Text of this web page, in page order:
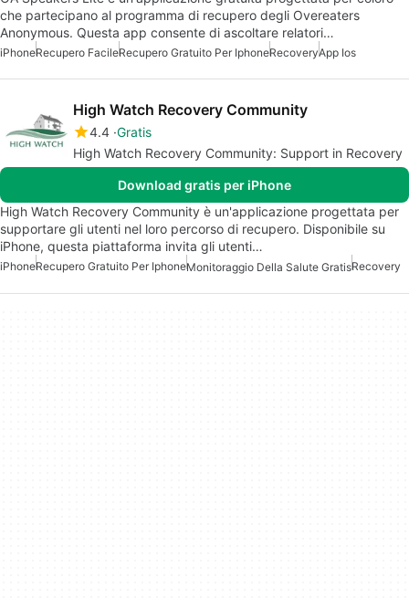
che partecipano al programma di recupero degli Overeaters
Anonymous. Questa app consente di ascoltare relatori…
iPhoneRecupero FacileRecupero Gratuito Per IphoneRecoveryApp Ios
High Watch Recovery Community
4.4 Gratis
High Watch Recovery Community: Support in Recovery
Download gratis per iPhone
High Watch Recovery Community è un'applicazione progettata per
supportare gli utenti nel loro percorso di recupero. Disponibile su
iPhone, questa piattaforma invita gli utenti…
iPhoneRecupero Gratuito Per IphoneMonitoraggio Della Salute GratisRecovery